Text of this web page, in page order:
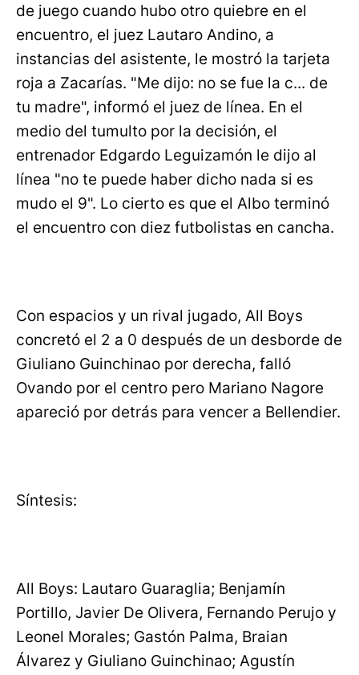
de juego cuando hubo otro quiebre en el
encuentro, el juez Lautaro Andino, a
instancias del asistente, le mostró la tarjeta
roja a Zacarías. "Me dijo: no se fue la c... de
tu madre", informó el juez de línea. En el
medio del tumulto por la decisión, el
entrenador Edgardo Leguizamón le dijo al
línea "no te puede haber dicho nada si es
mudo el 9". Lo cierto es que el Albo terminó
el encuentro con diez futbolistas en cancha.
Con espacios y un rival jugado, All Boys
concretó el 2 a 0 después de un desborde de
Giuliano Guinchinao por derecha, falló
Ovando por el centro pero Mariano Nagore
apareció por detrás para vencer a Bellendier.
Síntesis:
All Boys: Lautaro Guaraglia; Benjamín
Portillo, Javier De Olivera, Fernando Perujo y
Leonel Morales; Gastón Palma, Braian
Álvarez y Giuliano Guinchinao; Agustín